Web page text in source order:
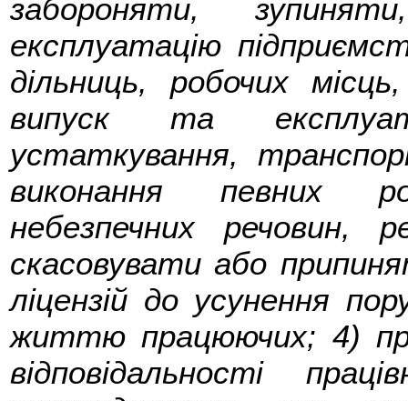
забороняти,
експлуатацію
дільниць, робочих
випуск та
устаткування,
виконання певних
небезпечних речовин,
скасовувати або
ліцензій до усунення
життю працюючих; 4)
відповідальності